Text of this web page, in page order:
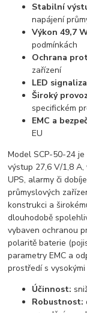
Stabilní
napájení
Výkon 49,7
podmínkách
Ochrana
zařízení
LED
Široký
specifickém
EMC a
EU
Model SCP-50-24
výstup 27,6 V/1,8
UPS, alarmy či
průmyslových
konstrukci a
dlouhodobě
vybaven ochranou
polaritě baterie
parametry EMC a
prostředí s
Účinnost:
Robustnost: